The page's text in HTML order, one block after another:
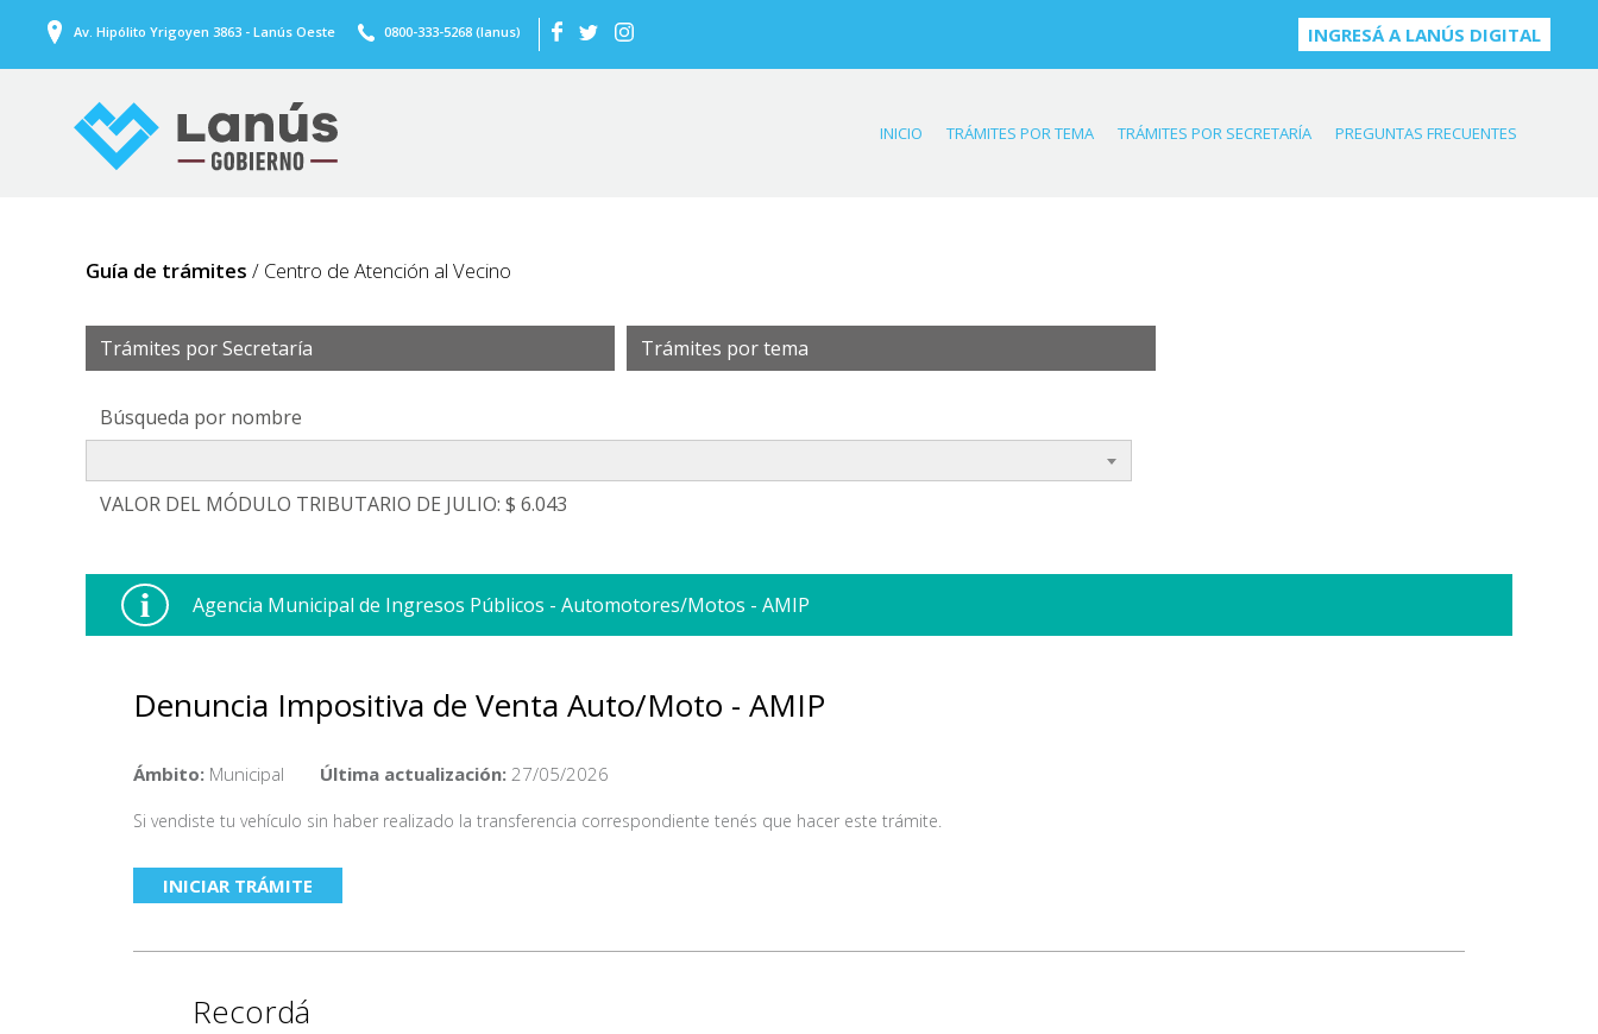
Av. Hipólito Yrigoyen 3863 - Lanús Oeste 0800-333-5268 (lanus) INGRESÁ A LANÚS DIGITAL
INICIO TRÁMITES POR TEMA TRÁMITES POR SECRETARÍA PREGUNTAS FRECUENTES
Guía de trámites / Centro de Atención al Vecino
Trámites por Secretaría Trámites por tema
Búsqueda por nombre
VALOR DEL MÓDULO TRIBUTARIO DE JULIO: $ 6.043
Agencia Municipal de Ingresos Públicos - Automotores/Motos - AMIP
Denuncia Impositiva de Venta Auto/Moto - AMIP
Ámbito: Municipal Última actualización: 27/05/2026
Si vendiste tu vehículo sin haber realizado la transferencia correspondiente tenés que hacer este trámite.
INICIAR TRÁMITE
Recordá